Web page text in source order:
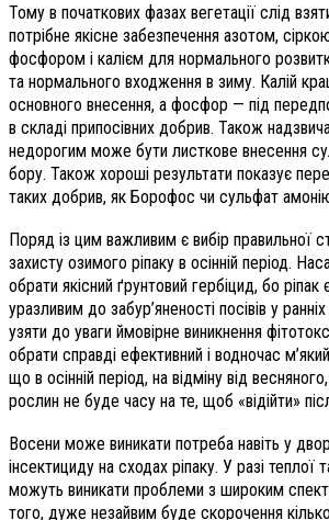
Тому в початкових фазах вегетації слід
потрібне якісне забезпечення азотом,
фосфором і калієм для нормального
та нормального входження в зиму. Калій
основного внесення, а фосфор — під
в складі припосівних добрив. Також
недорогим може бути листкове внесення
бору. Також хороші результати показує
таких добрив, як Борофос чи сульфат
Поряд із цим важливим є вибір правильної
захисту озимого ріпаку в осінній період.
обрати якісний ґрунтовий гербіцид, бо ріпак
уразливим до забур’яненості посівів у
узяти до уваги ймовірне виникнення
обрати справді ефективний і водночас
що в осінній період, на відміну від
рослин не буде часу на те, щоб «відійти»
Восени може виникати потреба навіть у
інсектициду на сходах ріпаку. У разі теплої
можуть виникати проблеми з широким
того, дуже незайвим буде скорочення